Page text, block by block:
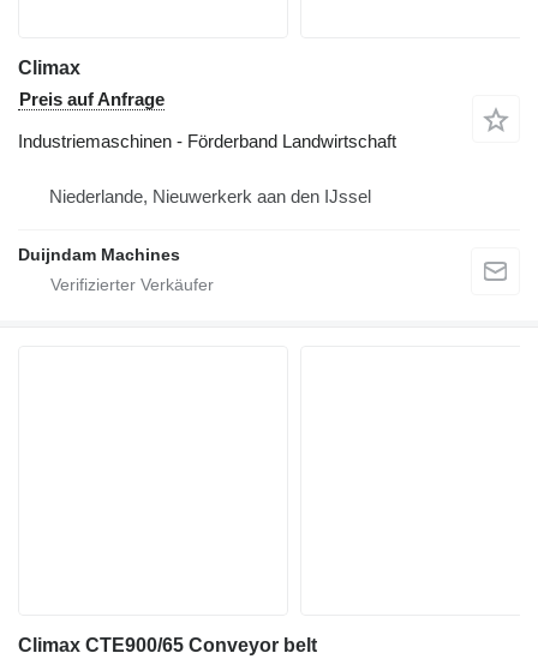
Climax
Preis auf Anfrage
Industriemaschinen - Förderband Landwirtschaft
Niederlande, Nieuwerkerk aan den IJssel
Duijndam Machines
Climax CTE900/65 Conveyor belt